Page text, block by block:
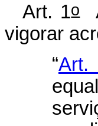
Art. 1o
vigorar
“Art.